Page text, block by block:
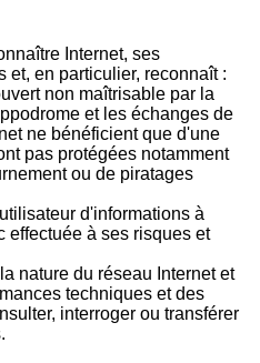
Internet, ses
et, en particulier, reconnaît :
non maîtrisable par la
et les échanges de
ne bénéficient que d'une
pas protégées notamment
ou de piratages
d'informations à
effectuée à ses risques et
nature du réseau Internet et
techniques et des
interroger ou transférer